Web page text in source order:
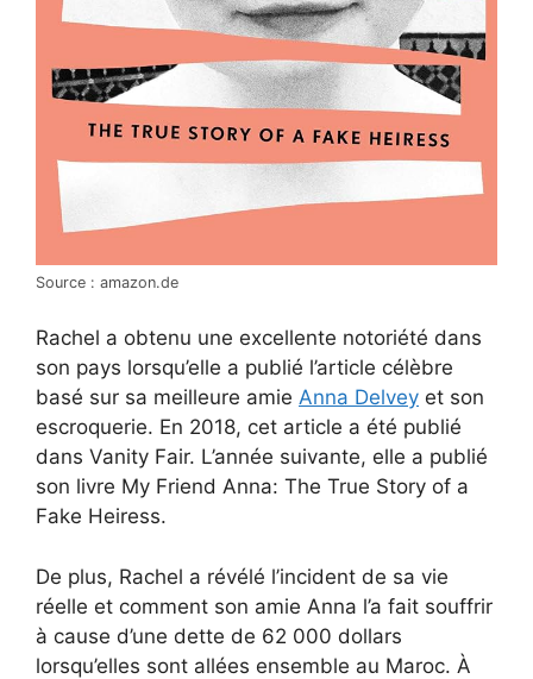
Source : amazon.de
Rachel a obtenu une excellente notoriété dans
son pays lorsqu’elle a publié l’article célèbre
basé sur sa meilleure amie Anna Delvey et son
escroquerie. En 2018, cet article a été publié
dans Vanity Fair. L’année suivante, elle a publié
son livre My Friend Anna: The True Story of a
Fake Heiress.
De plus, Rachel a révélé l’incident de sa vie
réelle et comment son amie Anna l’a fait souffrir
à cause d’une dette de 62 000 dollars
lorsqu’elles sont allées ensemble au Maroc. À